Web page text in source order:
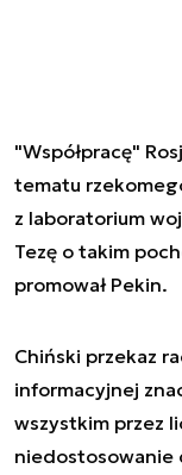
"Współpracę"
tematu
z laboratorium
Tezę o takim
promował Pekin.
Chiński przekaz
informacyjnej
wszystkim przez
niedostosowanie